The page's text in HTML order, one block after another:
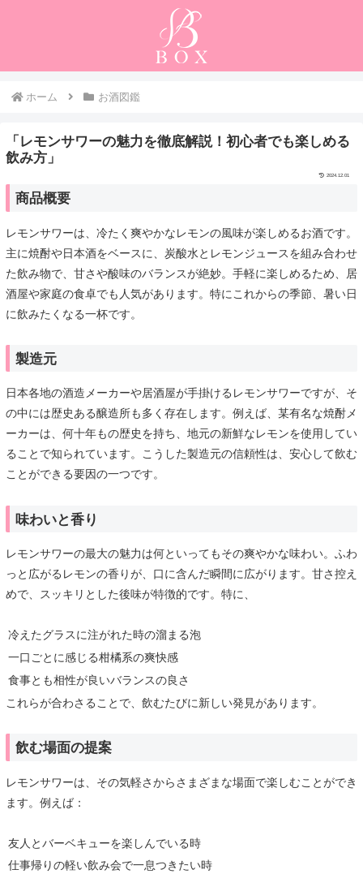
ホーム お酒図鑑
「レモンサワーの魅力を徹底解説！初心者でも楽しめる
飲み方」
2024.12.01
商品概要
レモンサワーは、冷たく爽やかなレモンの風味が楽しめるお酒です。
主に焼酎や日本酒をベースに、炭酸水とレモンジュースを組み合わせ
た飲み物で、甘さや酸味のバランスが絶妙。手軽に楽しめるため、居
酒屋や家庭の食卓でも人気があります。特にこれからの季節、暑い日
に飲みたくなる一杯です。
製造元
日本各地の酒造メーカーや居酒屋が手掛けるレモンサワーですが、そ
の中には歴史ある醸造所も多く存在します。例えば、某有名な焼酎メ
ーカーは、何十年もの歴史を持ち、地元の新鮮なレモンを使用してい
ることで知られています。こうした製造元の信頼性は、安心して飲む
ことができる要因の一つです。
味わいと香り
レモンサワーの最大の魅力は何といってもその爽やかな味わい。ふわ
っと広がるレモンの香りが、口に含んだ瞬間に広がります。甘さ控え
めで、スッキリとした後味が特徴的です。特に、
冷えたグラスに注がれた時の溜まる泡
一口ごとに感じる柑橘系の爽快感
食事とも相性が良いバランスの良さ
これらが合わさることで、飲むたびに新しい発見があります。
飲む場面の提案
レモンサワーは、その気軽さからさまざまな場面で楽しむことができ
ます。例えば：
友人とバーベキューを楽しんでいる時
仕事帰りの軽い飲み会で一息つきたい時